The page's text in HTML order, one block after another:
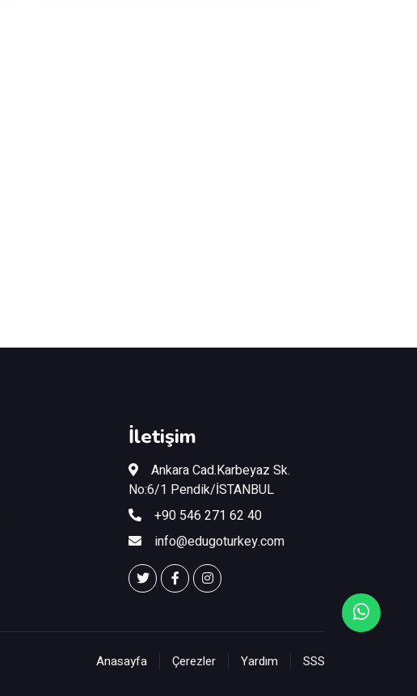
İletişim
Ankara Cad.Karbeyaz Sk.
No:6/1 Pendik/İSTANBUL
+90 546 271 62 40
info@edugoturkey.com
Anasayfa Çerezler Yardım SSS